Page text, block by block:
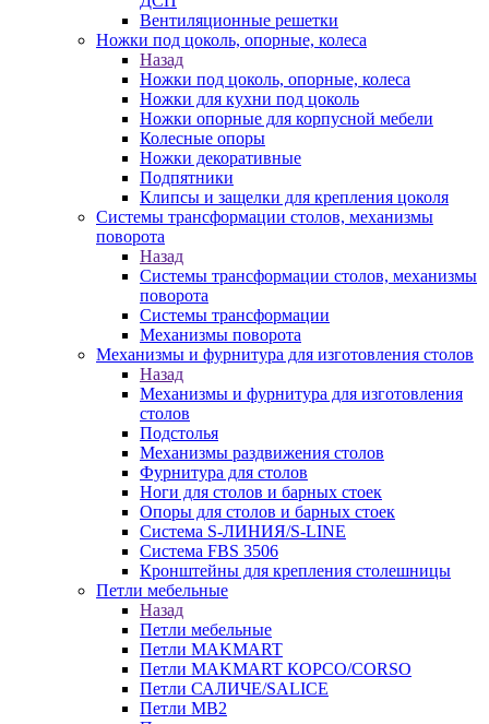
Вентиляционные решетки
Ножки под цоколь, опорные, колеса
Назад
Ножки под цоколь, опорные, колеса
Ножки для кухни под цоколь
Ножки опорные для корпусной мебели
Колесные опоры
Ножки декоративные
Подпятники
Клипсы и защелки для крепления цоколя
Системы трансформации столов, механизмы
поворота
Назад
Системы трансформации столов, механизмы
поворота
Системы трансформации
Механизмы поворота
Механизмы и фурнитура для изготовления столов
Назад
Механизмы и фурнитура для изготовления
столов
Подстолья
Механизмы раздвижения столов
Фурнитура для столов
Ноги для столов и барных стоек
Опоры для столов и барных стоек
Система S-ЛИНИЯ/S-LINE
Система FBS 3506
Кронштейны для крепления столешницы
Петли мебельные
Назад
Петли мебельные
Петли MAKMART
Петли MAKMART КОРСО/CORSO
Петли САЛИЧЕ/SALICE
Петли MB2